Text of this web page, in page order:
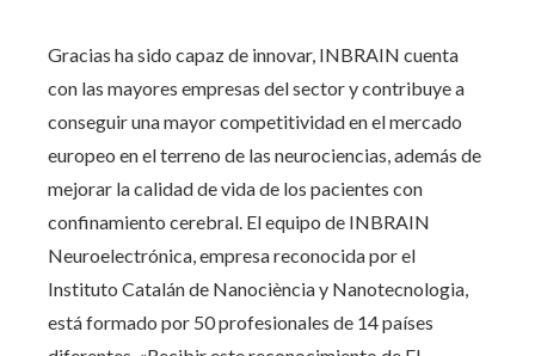
Gracias ha sido capaz de innovar, INBRAIN cuenta
con las mayores empresas del sector y contribuye a
conseguir una mayor competitividad en el mercado
europeo en el terreno de las neurociencias, además de
mejorar la calidad de vida de los pacientes con
confinamiento cerebral. El equipo de INBRAIN
Neuroelectrónica, empresa reconocida por el
Instituto Catalán de Nanociència y Nanotecnologia,
está formado por 50 profesionales de 14 países